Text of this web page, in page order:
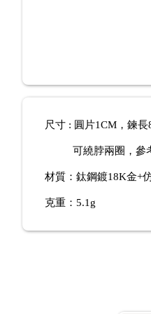
尺寸 : 圓片1CM，鍊長
可繞脖兩圈，參考
材質：鈦鋼鍍18K金+
克重：5.1g